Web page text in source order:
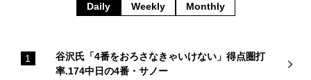
Daily Weekly Monthly
谷沢氏「4番をおろさなきゃいけない」得点圏打
率.174中日の4番・サノー